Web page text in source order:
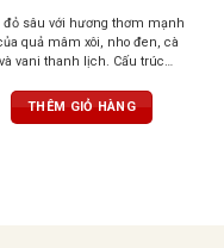
đỏ sâu với hương thơm mạnh
quả mâm xôi, nho đen, cà
vani thanh lịch. Cấu trúc
tuyệt vời theo thời gian
THÊM GIỎ HÀNG